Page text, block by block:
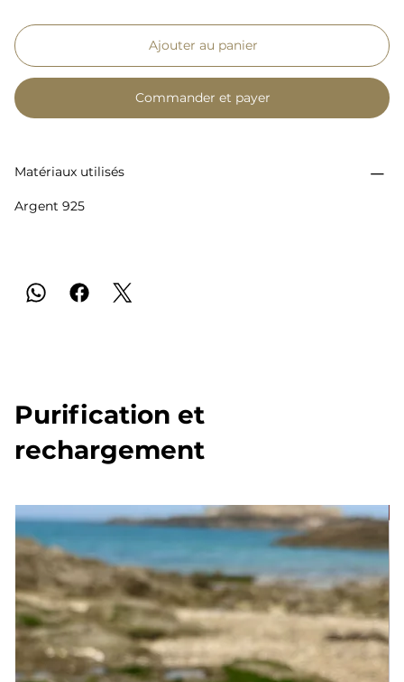
Ajouter au panier
Commander et payer
Matériaux utilisés
Argent 925
Purification et
rechargement